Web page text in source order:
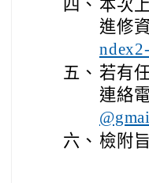
四、 本次
進修
五、 若有
連絡
六、 檢附